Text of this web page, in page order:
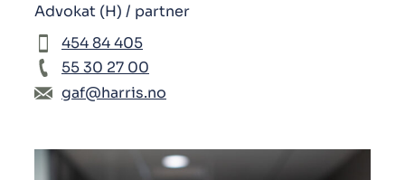
Advokat (H) / partner
454 84 405
55 30 27 00
gaf@harris.no